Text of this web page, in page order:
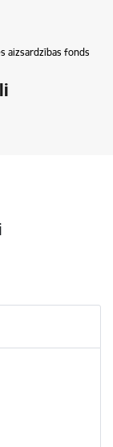
aizsardzības fonds